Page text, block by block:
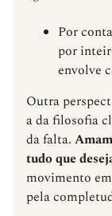
Por
por
envolve
Outra
a da filosofia
da falta.
tudo que
movimento
pela